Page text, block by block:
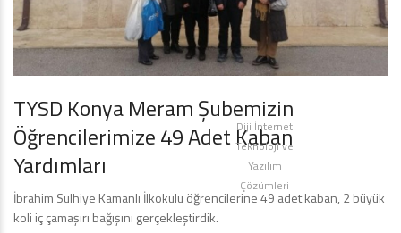
TYSD Konya Meram Şubemizin
Öğrencilerimize 49 Adet Kaban
Yardımları
İbrahim Sulhiye Kamanlı İlkokulu öğrencilerine 49 adet kaban, 2 büyük
koli iç çamaşırı bağışını gerçekleştirdik.
Diji İnternet
Teknoloji ve
Yazılım
Çözümleri